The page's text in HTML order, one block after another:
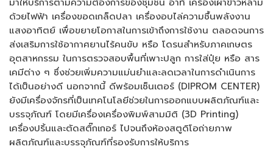
ด้วยไฟฟ้า เครื่องขอดเกล็ดปลา เครื่องอบไล่ความชื้นพลังงาน
แสงอาทิตย์ เพื่อขยายโอกาสในการเข้าถึงการใช้งาน ตลอดจนการ
ส่งเสริมการใช้อากาศยานไร้คนขับ หรือ โดรนสำหรับภาคเกษตร
อุตสาหกรรม ในการตรวจสอบพื้นที่เพาะปลูก การใส่ปุ๋ย หรือ สาร
เคมีต่าง ๆ ซึ่งช่วยเพิ่มความแม่นยำและลดเวลาในการดำเนินการ
ได้เป็นอย่างดี นอกจากนี้ ดีพร้อมเซ็นเตอร์ (DIPROM CENTER)
ยังมีเครื่องจักรที่เป็นเทคโนโลยีช่วยในการออกแบบผลิตภัณฑ์และ
บรรจุภัณฑ์ โดยมีเครื่องเครื่องพิมพ์สามมิติ (3D Printing)
เครื่องปริ้นและตัดสติ๊กเกอร์ ไปจนถึงห้องสตูดิโอถ่ายภาพ
ผลิตภัณฑ์และบรรจุภัณฑ์ที่รองรับการให้บริการ